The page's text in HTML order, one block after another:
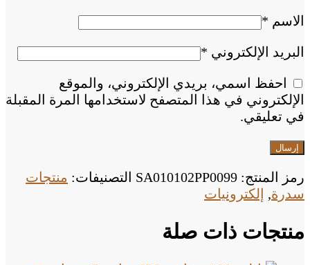
الاسم *
البريد الإلكتروني *
احفظ اسمي، بريدي الإلكتروني، والموقع
الإلكتروني في هذا المتصفح لاستخدامها المرة المقبلة
في تعليقي.
رمز المنتج: SA010102PP0099 التصنيفات: منتجات
سدرة, إلكترونيات
منتجات ذات صلة